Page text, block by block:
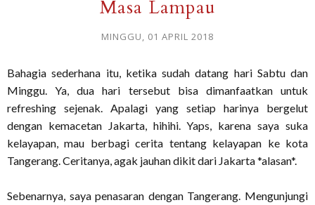
Masa Lampau
MINGGU, 01 APRIL 2018
Bahagia sederhana itu, ketika sudah datang hari Sabtu dan
Minggu. Ya, dua hari tersebut bisa dimanfaatkan untuk
refreshing sejenak. Apalagi yang setiap harinya bergelut
dengan kemacetan Jakarta, hihihi. Yaps, karena saya suka
kelayapan, mau berbagi cerita tentang kelayapan ke kota
Tangerang. Ceritanya, agak jauhan dikit dari Jakarta *alasan*.
Sebenarnya, saya penasaran dengan Tangerang. Mengunjungi